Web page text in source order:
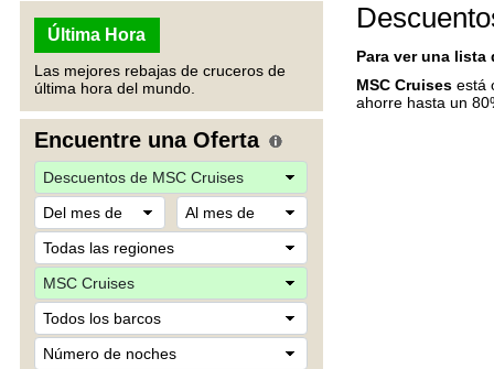
Última Hora
Las mejores rebajas de cruceros de
última hora del mundo.
Encuentre una Oferta
Para ver una
MSC Cruises está
ahorre hasta un